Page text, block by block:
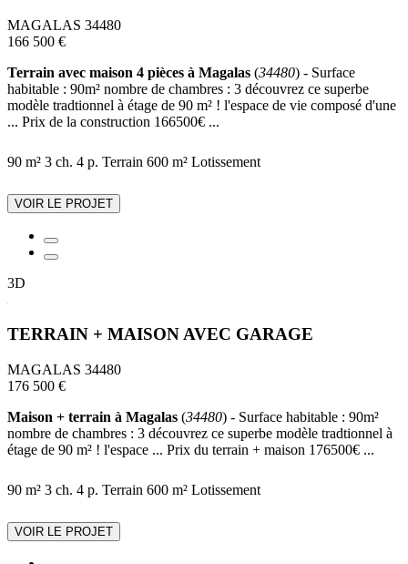
MAGALAS 34480
166 500 €
Terrain avec maison 4 pièces à Magalas (34480) - Surface
habitable : 90m² nombre de chambres : 3 découvrez ce superbe
modèle tradtionnel à étage de 90 m² ! l'espace de vie composé d'une
... Prix de la construction 166500€ ...
90 m² 3 ch. 4 p. Terrain 600 m² Lotissement
VOIR LE PROJET
3D
TERRAIN + MAISON AVEC GARAGE
MAGALAS 34480
176 500 €
Maison + terrain à Magalas (34480) - Surface habitable : 90m²
nombre de chambres : 3 découvrez ce superbe modèle tradtionnel à
étage de 90 m² ! l'espace ... Prix du terrain + maison 176500€ ...
90 m² 3 ch. 4 p. Terrain 600 m² Lotissement
VOIR LE PROJET